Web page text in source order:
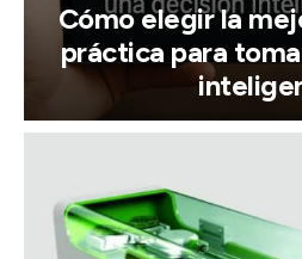
Cómo elegir la
práctica para